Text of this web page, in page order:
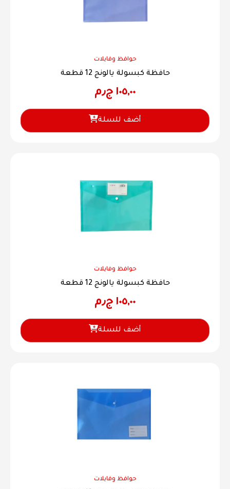
حوافظ وفايلات
حافظة كبسولة يالونج 12 قطعة
١٠٥,٠٠ ج٫م
أضف للسلة
حوافظ وفايلات
حافظة كبسولة يالونج 12 قطعة
١٠٥,٠٠ ج٫م
أضف للسلة
حوافظ وفايلات